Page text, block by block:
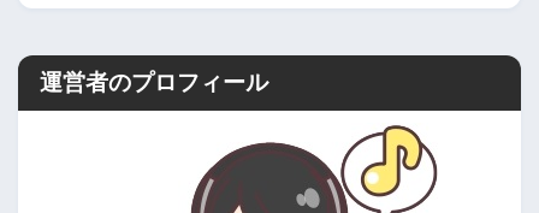
運営者のプロフィール